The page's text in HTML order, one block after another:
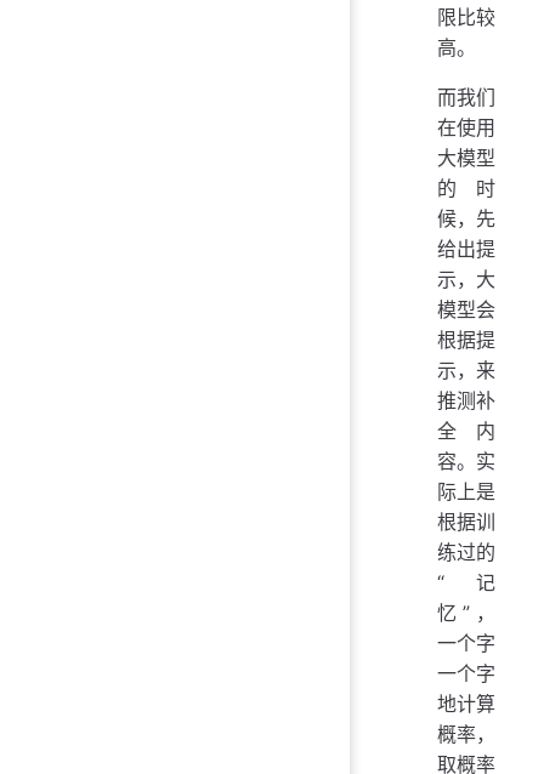
限比较
高。
而我们
在使用
大模型
的时
候，先
给出提
示，大
模型会
根据提
示，来
推测补
全内
容。实
际上是
根据训
练过的
“记
忆”，
一个字
一个字
地计算
概率，
取概率